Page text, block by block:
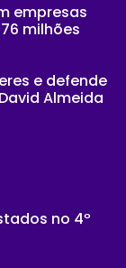
empresas
milhões
e defende
Almeida
no 4º